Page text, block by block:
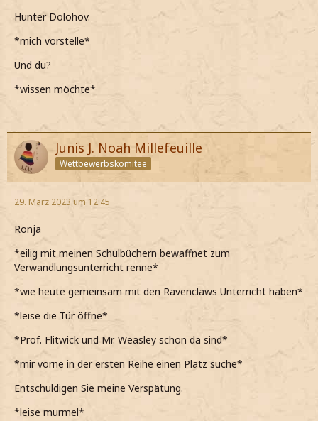
Hunter Dolohov.
*mich vorstelle*
Und du?
*wissen möchte*
Junis J. Noah Millefeuille
Wettbewerbskomitee
29. März 2023 um 12:45
Ronja
*eilig mit meinen Schulbüchern bewaffnet zum
Verwandlungsunterricht renne*
*wie heute gemeinsam mit den Ravenclaws Unterricht haben*
*leise die Tür öffne*
*Prof. Flitwick und Mr. Weasley schon da sind*
*mir vorne in der ersten Reihe einen Platz suche*
Entschuldigen Sie meine Verspätung.
*leise murmel*